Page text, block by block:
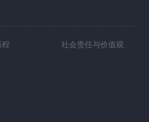
社会责任与价值观